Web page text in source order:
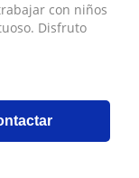
con niños
Disfruto